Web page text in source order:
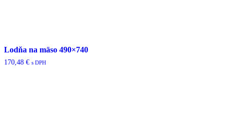
Lodňa na mäso 490×740
170,48 € s DPH